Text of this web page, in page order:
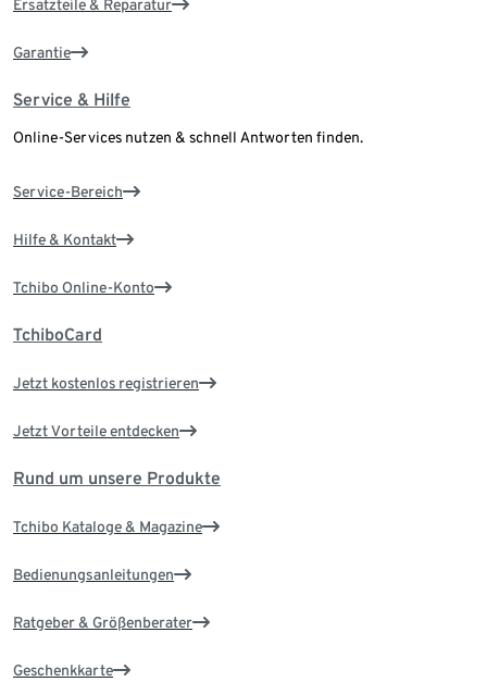
Ersatzteile & Reparatur
Garantie
Service & Hilfe
Online-Services nutzen & schnell Antworten finden.
Service-Bereich
Hilfe & Kontakt
Tchibo Online-Konto
TchiboCard
Jetzt kostenlos registrieren
Jetzt Vorteile entdecken
Rund um unsere Produkte
Tchibo Kataloge & Magazine
Bedienungsanleitungen
Ratgeber & Größenberater
Geschenkkarte